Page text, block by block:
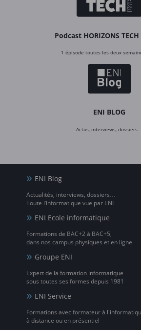
Podcast HORIZONS TECH
1 épisode toutes les deux
ENI BLOG
Actus, interviews,
ENI Blog
Actualités, interviews, dossiers…
Toute l’informatique vue par ENI
ENI Ecole informatique
Formations de BAC+2 à BAC+5,
dans nos campus physiques et en ligne
Groupe ENI
Expert de la formation informatique
sous toutes ses formes depuis 1981
ENI Service
Formations avec formateur à
à distance ou en présentiel